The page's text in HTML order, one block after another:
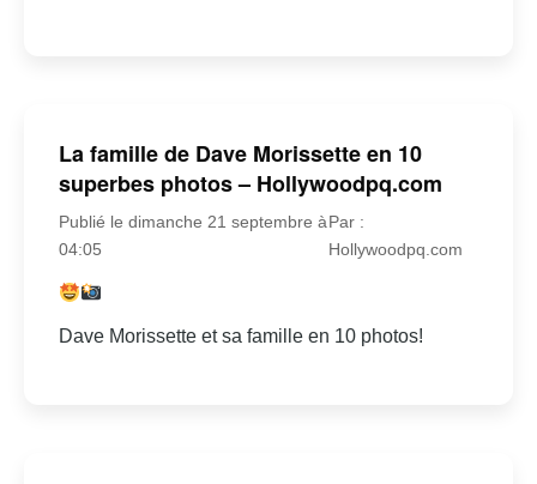
La famille de Dave Morissette en 10
superbes photos – Hollywoodpq.com
Publié le dimanche 21 septembre à
04:05
Par :
Hollywoodpq.com
Dave Morissette et sa famille en 10 photos!